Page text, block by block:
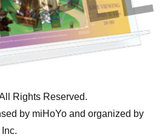
Rights Reserved.
by miHoYo and organized by